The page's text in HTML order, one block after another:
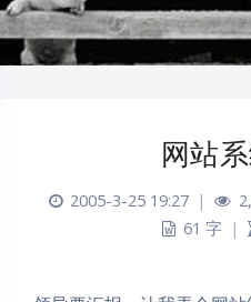
网站
2005-3-25 19:27 |
61 字 |